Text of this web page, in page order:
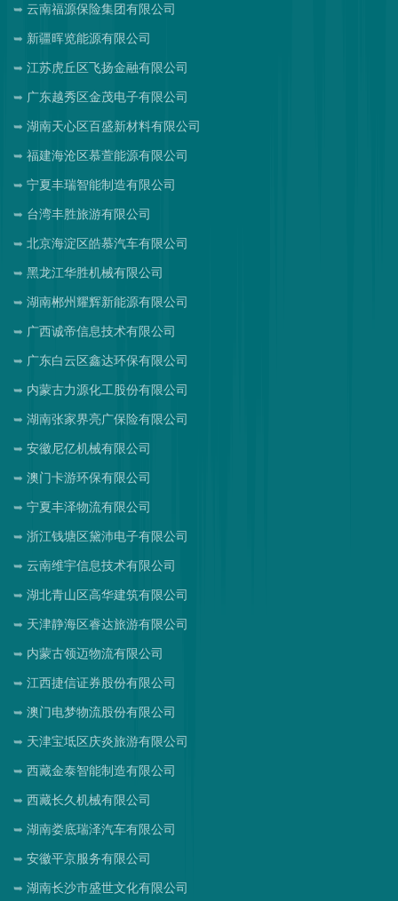
云南福源保险集团有限公司
新疆晖览能源有限公司
江苏虎丘区飞扬金融有限公司
广东越秀区金茂电子有限公司
湖南天心区百盛新材料有限公司
福建海沧区慕萱能源有限公司
宁夏丰瑞智能制造有限公司
台湾丰胜旅游有限公司
北京海淀区皓慕汽车有限公司
黑龙江华胜机械有限公司
湖南郴州耀辉新能源有限公司
广西诚帝信息技术有限公司
广东白云区鑫达环保有限公司
内蒙古力源化工股份有限公司
湖南张家界亮广保险有限公司
安徽尼亿机械有限公司
澳门卡游环保有限公司
宁夏丰泽物流有限公司
浙江钱塘区黛沛电子有限公司
云南维宇信息技术有限公司
湖北青山区高华建筑有限公司
天津静海区睿达旅游有限公司
内蒙古领迈物流有限公司
江西捷信证券股份有限公司
澳门电梦物流股份有限公司
天津宝坻区庆炎旅游有限公司
西藏金泰智能制造有限公司
西藏长久机械有限公司
湖南娄底瑞泽汽车有限公司
安徽平京服务有限公司
湖南长沙市盛世文化有限公司